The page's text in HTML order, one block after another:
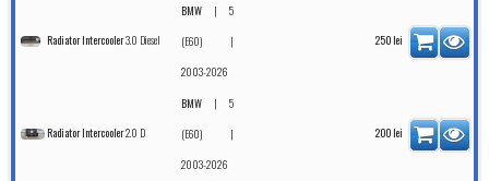
Radiator Intercooler3.0 Diesel
BMW |5
(E60) |
2003-2026
250 lei
Radiator Intercooler2.0 D
BMW |5
(E60) |
2003-2026
200 lei